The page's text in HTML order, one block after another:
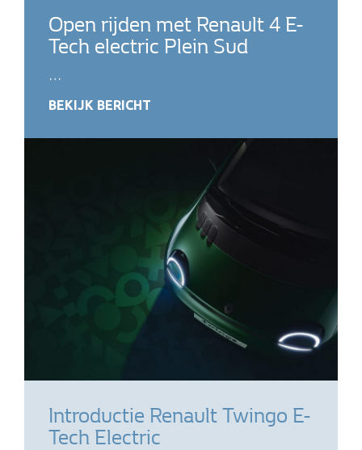
Open rijden met Renault 4 E-
Tech electric Plein Sud
…
BEKIJK BERICHT
Introductie Renault Twingo E-
Tech Electric